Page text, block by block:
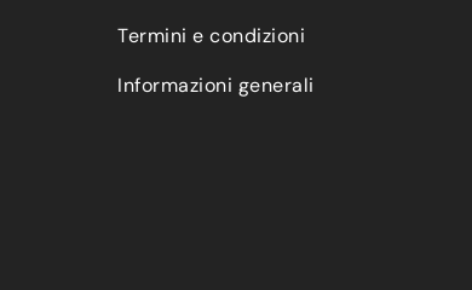
Termini e condizioni
Informazioni generali